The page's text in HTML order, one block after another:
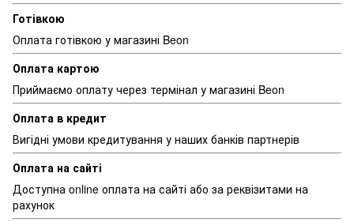
Готівкою
Оплата готівкою у магазині Beon
Оплата картою
Приймаємо оплату через термінал у магазині Beon
Оплата в кредит
Вигідні умови кредитування у наших банків партнерів
Оплата на сайті
Доступна online оплата на сайті або за реквізитами на
рахунок